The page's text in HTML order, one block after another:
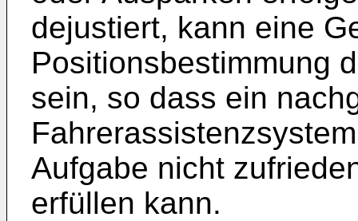
dejustiert, kann eine
Positionsbestimmung
sein, so dass ein
Aufgabe nicht
erfüllen kann.